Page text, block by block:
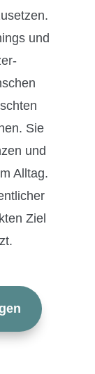
und
Sie
und
All­t­ag.
Ziel